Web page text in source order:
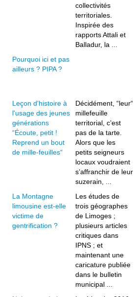
collectivités
territoriales.
Inspirée des
rapports Attali et
Balladur, la ...
Pourquoi ici et pas
ailleurs ? PIPA ?
Leçon d'histoire à
l'usage des jeunes
générations
“Écoute, petit !
Reprend un bout
de mille-feuilles“
Décidément, “leur“
millefeuille
territorial, c’est
pas de la tarte.
Alors que les
petits seigneurs
locaux voudraient
s’affranchir de leur
suzerain, ...
La Montagne
limousine est-elle
victime de
gentrification ?
Les études de
trois géographes
de Limoges ;
plusieurs articles
critiques dans
IPNS ; et
maintenant une
caricature publiée
dans le bulletin
municipal ...